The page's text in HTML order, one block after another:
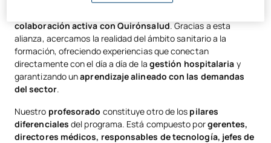
colaboración activa con Quirónsalud. Gracias a esta
alianza, acercamos la realidad del ámbito sanitario a la
formación, ofreciendo experiencias que conectan
directamente con el día a día de la gestión hospitalaria y
garantizando unaprendizaje alineado con las demandas
del sector.
Nuestro profesorado constituye otro de los pilares
diferenciales del programa. Está compuesto porgerentes,
directores médicos, responsables de tecnología, jefes de